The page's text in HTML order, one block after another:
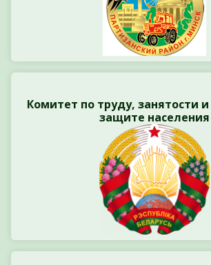
Комитет по труду, занятости
защите населения